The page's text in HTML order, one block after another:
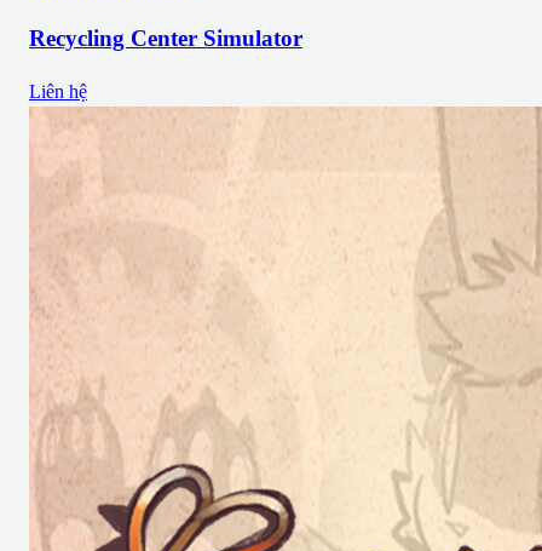
Recycling Center Simulator
Liên hệ